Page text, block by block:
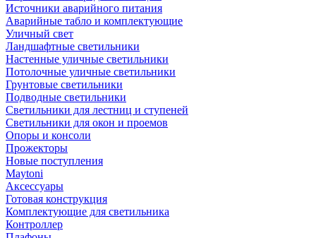
Источники аварийного питания
Аварийные табло и комплектующие
Уличный свет
Ландшафтные светильники
Настенные уличные светильники
Потолочные уличные светильники
Грунтовые светильники
Подводные светильники
Светильники для лестниц и ступеней
Светильники для окон и проемов
Опоры и консоли
Прожекторы
Новые поступления
Maytoni
Аксессуары
Готовая конструкция
Комплектующие для светильника
Контроллер